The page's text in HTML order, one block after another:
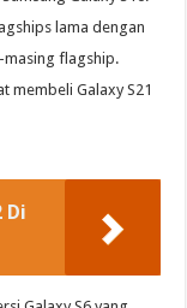
lama dengan
masing flagship.
membeli Galaxy S21
Di